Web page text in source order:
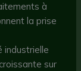
à
la prise
industrielle
sur